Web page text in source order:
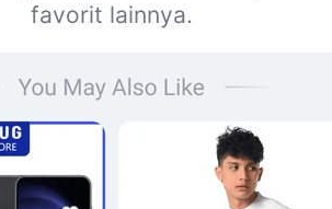
favorit lainnya.